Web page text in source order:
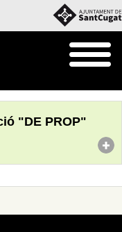
"DE PROP"